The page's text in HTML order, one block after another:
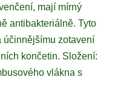
mají mírný
antibakteriálně. Tyto
účinnějšímu zotavení
končetin. Složení:
vlákna s